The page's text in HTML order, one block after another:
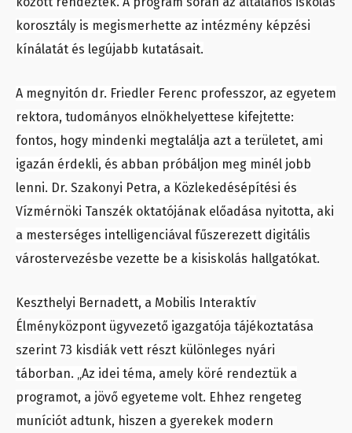
korosztály is megismerhette az intézmény képzési
kínálatát és legújabb kutatásait.
A megnyitón dr. Friedler Ferenc professzor, az egyetem
rektora, tudományos elnökhelyettese kifejtette:
fontos, hogy mindenki megtalálja azt a területet, ami
igazán érdekli, és abban próbáljon meg minél jobb
lenni. Dr. Szakonyi Petra, a Közlekedésépítési és
Vízmérnöki Tanszék oktatójának előadása nyitotta, aki
a mesterséges intelligenciával fűszerezett digitális
várostervezésbe vezette be a kisiskolás hallgatókat.
Keszthelyi Bernadett, a Mobilis Interaktív
Élményközpont ügyvezető igazgatója tájékoztatása
szerint 73 kisdiák vett részt különleges nyári
táborban. „Az idei téma, amely köré rendeztük a
programot, a jövő egyeteme volt. Ehhez rengeteg
muníciót adtunk, hiszen a gyerekek modern